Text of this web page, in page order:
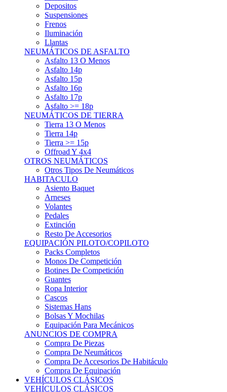
Depositos
Suspensiones
Frenos
Iluminación
Llantas
NEUMÁTICOS DE ASFALTO
Asfalto 13 O Menos
Asfalto 14p
Asfalto 15p
Asfalto 16p
Asfalto 17p
Asfalto >= 18p
NEUMÁTICOS DE TIERRA
Tierra 13 O Menos
Tierra 14p
Tierra >= 15p
Offroad Y 4x4
OTROS NEUMÁTICOS
Otros Tipos De Neumáticos
HABITACULO
Asiento Baquet
Arneses
Volantes
Pedales
Extinción
Resto De Accesorios
EQUIPACIÓN PILOTO/COPILOTO
Packs Completos
Monos De Competición
Botines De Competición
Guantes
Ropa Interior
Cascos
Sistemas Hans
Bolsas Y Mochilas
Equipación Para Mecánicos
ANUNCIOS DE COMPRA
Compra De Piezas
Compra De Neumáticos
Compra De Accesorios De Habitáculo
Compra De Equipación
VEHÍCULOS CLÁSICOS
VEHÍCULOS CLÁSICOS